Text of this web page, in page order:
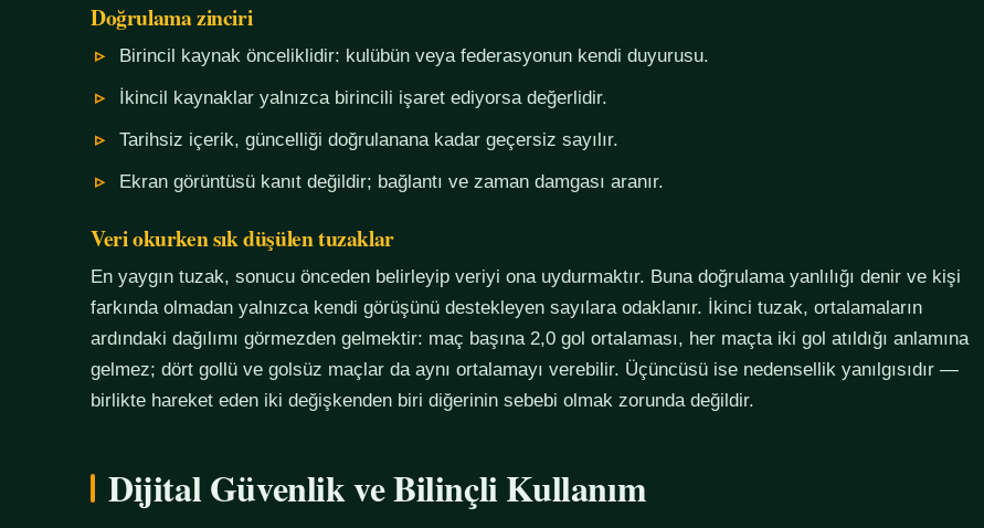
Doğrulama zinciri
Birincil kaynak önceliklidir: kulübün veya federasyonun kendi duyurusu.
İkincil kaynaklar yalnızca birincili işaret ediyorsa değerlidir.
Tarihsiz içerik, güncelliği doğrulanana kadar geçersiz sayılır.
Ekran görüntüsü kanıt değildir; bağlantı ve zaman damgası aranır.
Veri okurken sık düşülen tuzaklar
En yaygın tuzak, sonucu önceden belirleyip veriyi ona uydurmaktır. Buna doğrulama yanlılığı denir ve kişi
farkında olmadan yalnızca kendi görüşünü destekleyen sayılara odaklanır. İkinci tuzak, ortalamaların
ardındaki dağılımı görmezden gelmektir: maç başına 2,0 gol ortalaması, her maçta iki gol atıldığı anlamına
gelmez; dört gollü ve golsüz maçlar da aynı ortalamayı verebilir. Üçüncüsü ise nedensellik yanılgısıdır —
birlikte hareket eden iki değişkenden biri diğerinin sebebi olmak zorunda değildir.
Dijital Güvenlik ve Bilinçli Kullanım